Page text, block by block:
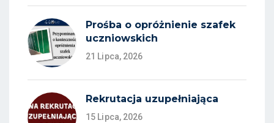
Prośba o opróżnienie szafek
uczniowskich
21 Lipca, 2026
Rekrutacja uzupełniająca
15 Lipca, 2026